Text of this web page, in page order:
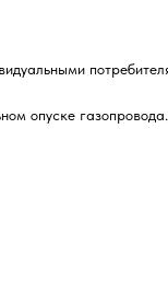
опуске газопровода.